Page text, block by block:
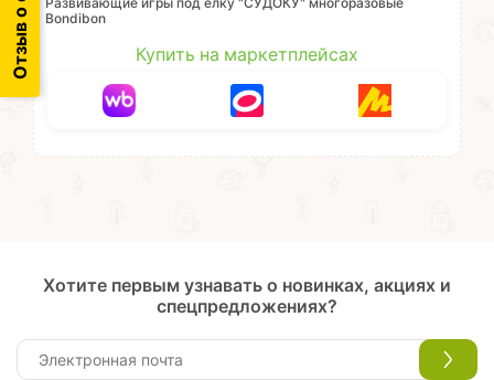
Развивающие игры под ёлку "СУДОКУ" многоразовые
Bondibon
Купить на маркетплейсах
Хотите первым узнавать о новинках, акциях и
спецпредложениях?